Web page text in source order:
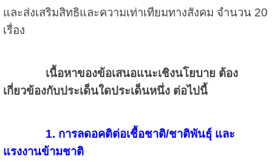
และส่งเสริมสิทธิและความเท่าเทียมทางสังคม จำนวน 20
เรื่อง
เนื้อหาของข้อเสนอแนะเชิงนโยบาย ต้อง
เกี่ยวข้องกับประเด็นใดประเด็นหนึ่ง ต่อไปนี้
1. การลดอคติต่อเชื้อชาติ/ชาติพันธุ์ และ
แรงงานข้ามชาติ